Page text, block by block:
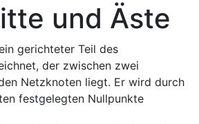
und Äste
gerichteter Teil des
der zwischen zwei
Netzknoten liegt. Er wird durch
festgelegten Nullpunkte